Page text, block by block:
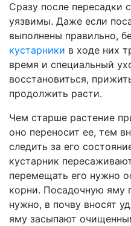
Сразу после пересадки
уязвимы. Даже если
выполнены правильно,
кустарники в ходе них
время и специальный
восстановиться,
продолжить расти.
Чем старше растение
оно переносит ее, тем
следить за его
кустарник
перемещать его нужно
корни. Посадочную яму
нужно, в почву вносят
яму засыпают